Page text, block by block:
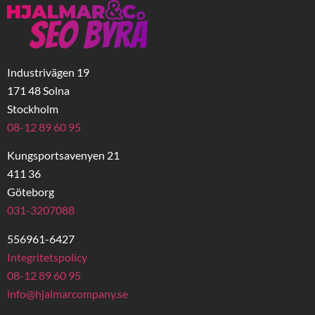
Industrivägen 19
171 48 Solna
Stockholm
08-12 89 60 95
Kungsportsavenyen 21
411 36
Göteborg
031-3207088
556961-6427
Integritetspolicy
08-12 89 60 95
info@hjalmarcompany.se